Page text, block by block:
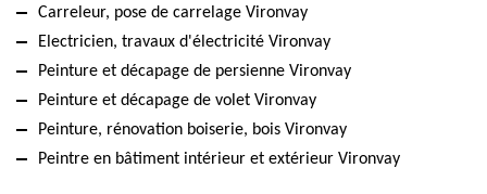
Carreleur, pose de carrelage Vironvay
Electricien, travaux d'électricité Vironvay
Peinture et décapage de persienne Vironvay
Peinture et décapage de volet Vironvay
Peinture, rénovation boiserie, bois Vironvay
Peintre en bâtiment intérieur et extérieur Vironvay